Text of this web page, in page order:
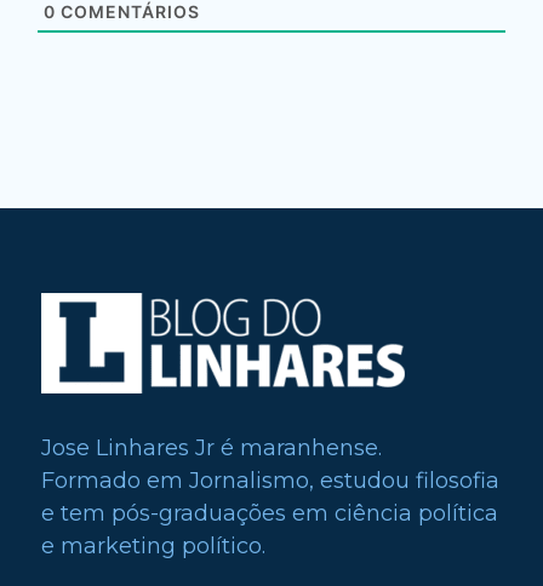
0 COMENTÁRIOS
Jose Linhares Jr é maranhense.
Formado em Jornalismo, estudou filosofia
e tem pós-graduações em ciência política
e marketing político.